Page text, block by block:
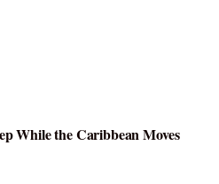
While the Caribbean Moves